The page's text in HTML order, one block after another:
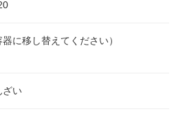
に移し替えてください）
ざい